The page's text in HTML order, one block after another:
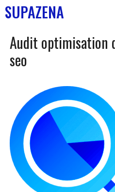
Skip
toSUPAZENA
Audit optimisation
seo